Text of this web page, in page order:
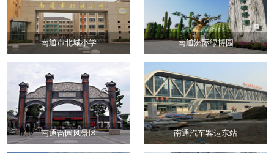
南通市北城小学 南通洲际绿博园
南通啬园风景区 南通汽车客运东站